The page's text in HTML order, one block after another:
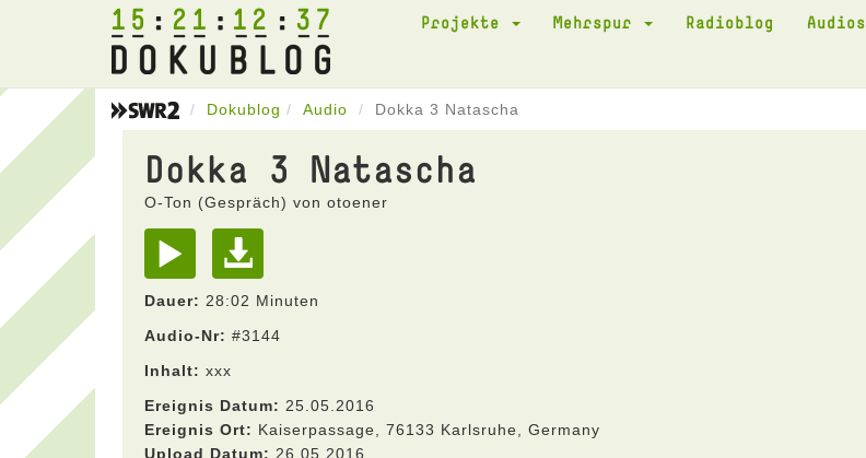
15 21 12 37 Projekte Mehrspur Radioblog Audios
Dokublog Audio Dokka 3 Natascha
Dokka 3 Natascha
O-Ton (Gespräch) von otoener
Dauer: 28:02 Minuten
Audio-Nr: #3144
Inhalt: xxx
Ereignis Datum: 25.05.2016
Ereignis Ort: Kaiserpassage, 76133 Karlsruhe, Germany
Upload Datum: 26.05.2016